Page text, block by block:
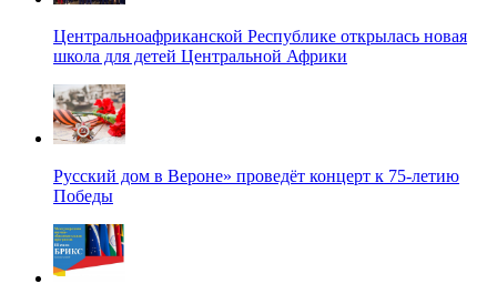
Центральноафриканской Республике открылась новая
школа для детей Центральной Африки
Русский дом в Вероне» проведёт концерт к 75-летию
Победы